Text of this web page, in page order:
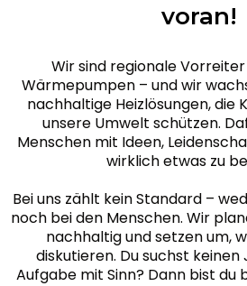
voran!
Wir sind regionale
Wärmepumpen – und wir
nachhaltige Heizlösungen, die
unsere Umwelt schützen.
Menschen mit Ideen,
wirklich etwas zu
Bei uns zählt kein Standard –
noch bei den Menschen. Wir
nachhaltig und setzen um,
diskutieren. Du suchst keinen
Aufgabe mit Sinn? Dann bist du